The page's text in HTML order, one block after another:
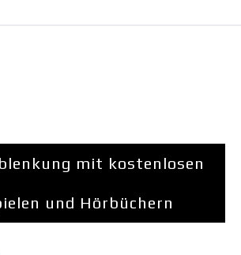
mit kostenlosen
und Hörbüchern